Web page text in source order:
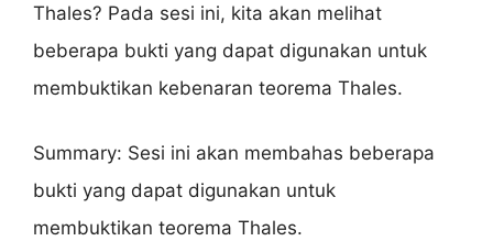
Thales? Pada sesi ini, kita akan melihat
beberapa bukti yang dapat digunakan untuk
membuktikan kebenaran teorema Thales.
Summary: Sesi ini akan membahas beberapa
bukti yang dapat digunakan untuk
membuktikan teorema Thales.